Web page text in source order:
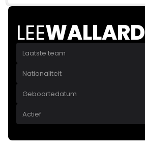
LEEWALLARD
Laatste team
Nationaliteit
Geboortedatum
Actief